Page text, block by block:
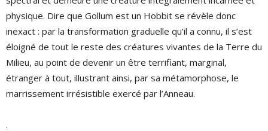
physique. Dire que Gollum est un Hobbit se révèle donc
inexact : par la transformation graduelle qu’il a connu, il s’est
éloigné de tout le reste des créatures vivantes de la Terre du
Milieu, au point de devenir un être terrifiant, marginal,
étranger à tout, illustrant ainsi, par sa métamorphose, le
marrissement irrésistible exercé par l’Anneau.
.